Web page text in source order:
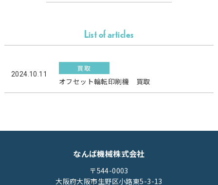
List of articles
2024.10.11
買取
オフセット輪転印刷機 買取
なんば機械株式会社
〒544-0003
大阪府大阪市生野区小路東5-3-13